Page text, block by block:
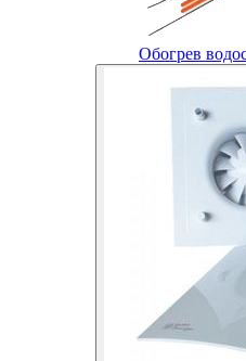
Обогрев